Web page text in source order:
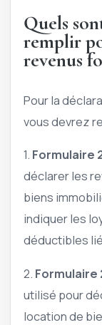
Quels
remplir
revenus
Pour la
vous devrez
1. Formulaire
déclarer les
biens
indiquer les
déductibles
2. Formulaire
utilisé pour
location de